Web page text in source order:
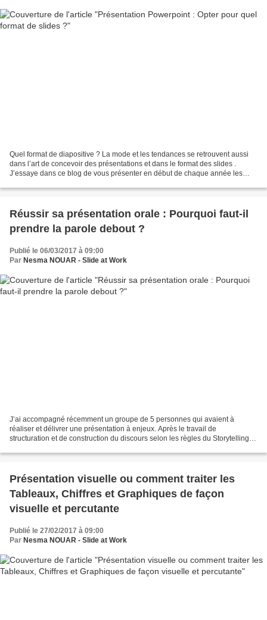
Quel format de diapositive ? La mode et les tendances se retrouvent aussi
dans l’art de concevoir des présentations et dans le format des slides .
J’essaye dans ce blog de vous présenter en début de chaque année les
Réussir sa présentation orale : Pourquoi faut-il
prendre la parole debout ?
Publié le 06/03/2017 à 09:00
Par Nesma NOUAR - Slide at Work
J’ai accompagné récemment un groupe de 5 personnes qui avaient à
réaliser et délivrer une présentation à enjeux. Après le travail de
structuration et de construction du discours selon les règles du Storytelling et
Présentation visuelle ou comment traiter les
Tableaux, Chiffres et Graphiques de façon
visuelle et percutante
Publié le 27/02/2017 à 09:00
Par Nesma NOUAR - Slide at Work